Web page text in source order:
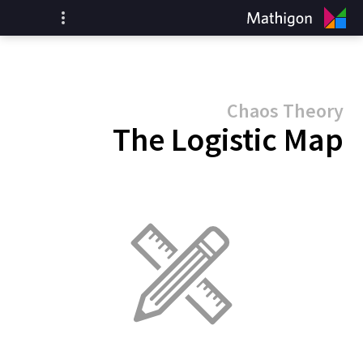
Chaos Theory
The Logistic Map